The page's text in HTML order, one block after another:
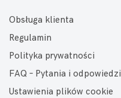
Obsługa klienta
Regulamin
Polityka prywatności
FAQ – Pytania i odpowiedzi
Ustawienia plików cookie